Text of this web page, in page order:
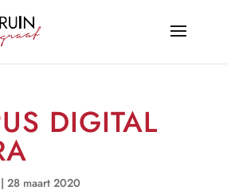
DIGITAL
| 28 maart 2020